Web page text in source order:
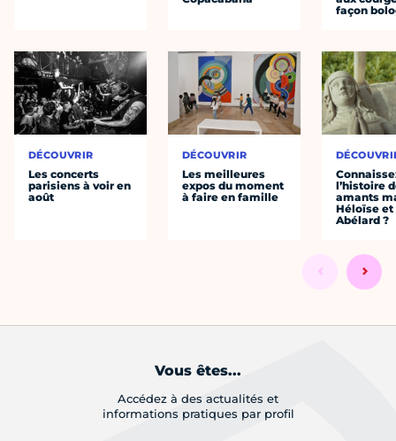
DÉCOUVRIR
Les concerts
parisiens à voir en
août
DÉCOUVRIR
Les meilleures
expos du moment
à faire en famille
façon
l’histoire
amants
Héloïse et
Abélard ?
Vous êtes...
Accédez à des actualités et
informations pratiques par profil